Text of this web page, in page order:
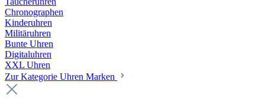
Chronographen
Kinderuhren
Militäruhren
Bunte Uhren
Digitaluhren
XXL Uhren
Zur Kategorie Uhren Marken